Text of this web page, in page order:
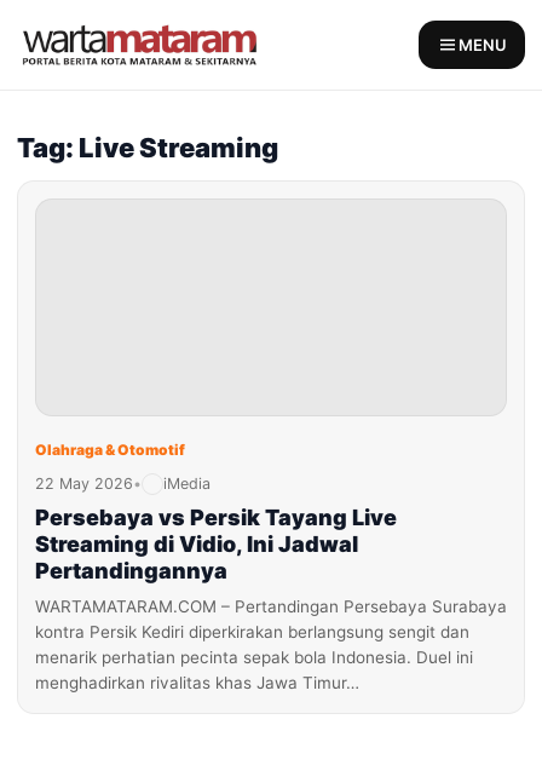
MENU
Tag: Live Streaming
Olahraga & Otomotif
22 May 2026• iMedia
Persebaya vs Persik Tayang Live
Streaming di Vidio, Ini Jadwal
Pertandingannya
WARTAMATARAM.COM – Pertandingan Persebaya Surabaya
kontra Persik Kediri diperkirakan berlangsung sengit dan
menarik perhatian pecinta sepak bola Indonesia. Duel ini
menghadirkan rivalitas khas Jawa Timur…